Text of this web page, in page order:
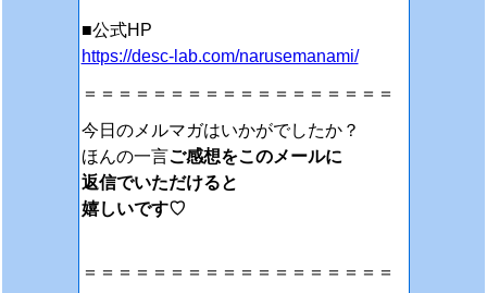
■公式HP
https://desc-lab.com/narusemanami/
＝＝＝＝＝＝＝＝＝＝＝＝＝＝＝＝＝＝
今日のメルマガはいかがでしたか？
ほんの一言ご感想をこのメールに
返信でいただけると
嬉しいです♡
＝＝＝＝＝＝＝＝＝＝＝＝＝＝＝＝＝＝